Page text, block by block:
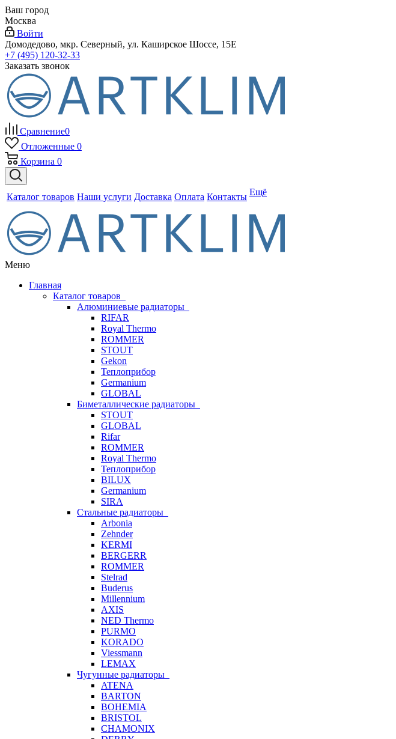
Ваш город
Москва
Войти
Домодедово, мкр. Северный, ул. Каширское Шоссе, 15Е
+7 (495) 120-32-33
Заказать звонок
Сравнение0
Отложенные 0
Корзина 0
Каталог товаров Наши услуги Доставка Оплата Контакты Ещё
Меню
Главная
Каталог товаров
Алюминиевые радиаторы
RIFAR
Royal Thermo
ROMMER
STOUT
Gekon
Теплоприбор
Germanium
GLOBAL
Биметаллические радиаторы
STOUT
GLOBAL
Rifar
ROMMER
Royal Thermo
Теплоприбор
BILUX
Germanium
SIRA
Стальные радиаторы
Arbonia
Zehnder
KERMI
BERGERR
ROMMER
Stelrad
Buderus
Millennium
AXIS
NED Thermo
PURMO
KORADO
Viessmann
LEMAX
Чугунные радиаторы
ATENA
BARTON
BOHEMIA
BRISTOL
CHAMONIX